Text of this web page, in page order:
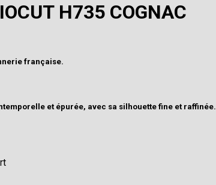
H735 COGNAC
française.
et épurée, avec sa silhouette fine et raffinée.